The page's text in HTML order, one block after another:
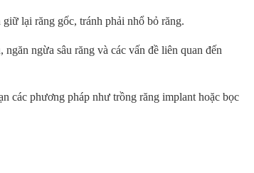
lại răng gốc, tránh phải nhổ bỏ răng.
ngừa sâu răng và các vấn đề liên quan đến
các phương pháp như trồng răng implant hoặc bọc